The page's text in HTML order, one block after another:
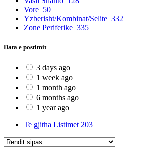
Vore 50
Yzberisht/Kombinat/Selite 332
Zone Periferike 335
Data e postimit
3 days ago
1 week ago
1 month ago
6 months ago
1 year ago
Te gjitha Listimet 203